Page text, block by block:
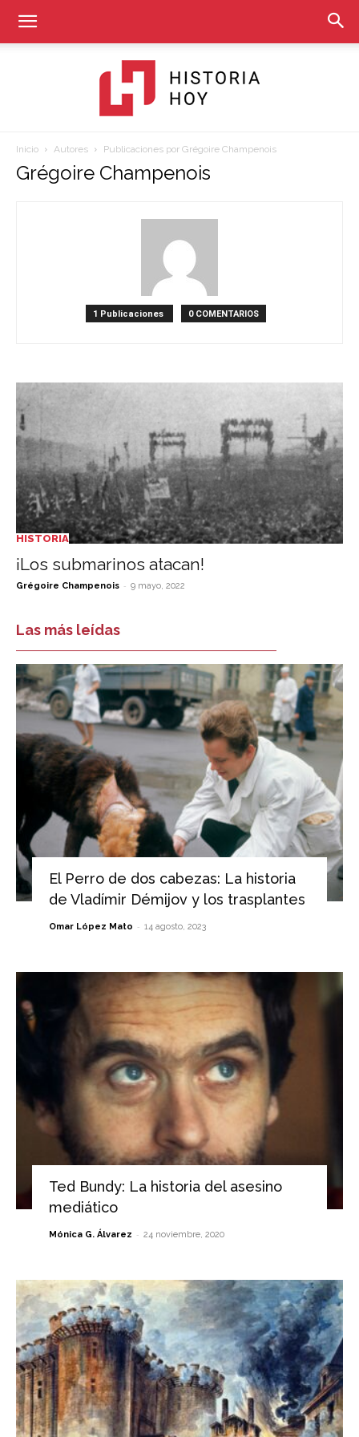
Historia
Inicio Autores Publicaciones por Grégoire Champenois
Grégoire Champenois
1 Publicaciones 0 COMENTARIOS
HISTORIA
¡Los submarinos atacan!
Grégoire Champenois - 9 mayo, 2022
Las más leídas
El Perro de dos cabezas: La historia
de Vladímir Démijov y los trasplantes
Omar López Mato - 14 agosto, 2023
Ted Bundy: La historia del asesino
mediático
Mónica G. Álvarez - 24 noviembre, 2020